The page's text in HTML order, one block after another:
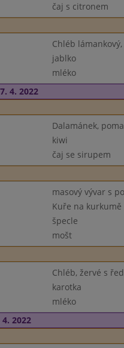
čaj s citronem
Chléb
jablko
mléko
4. 2022
Dalamánek,
kiwi
čaj se sirupem
masový vývar s
Kuře na kurkumě
špecle
mošt
Chléb, žervé s
karotka
mléko
2022